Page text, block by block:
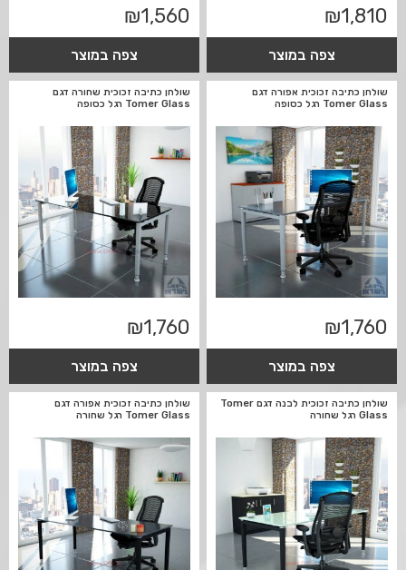
₪1,810
צפה במוצר
₪1,560
צפה במוצר
שולחן כתיבה זכוכית אפורה דגם
Tomer Glass רגל כסופה
₪1,760
צפה במוצר
שולחן כתיבה זכוכית שחורה דגם
Tomer Glass רגל כסופה
₪1,760
צפה במוצר
שולחן כתיבה זכוכית לבנה דגם Tomer
Glass רגל שחורה
שולחן כתיבה זכוכית אפורה דגם
Tomer Glass רגל שחורה